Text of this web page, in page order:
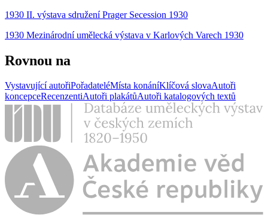
1930 II. výstava sdružení Prager Secession 1930
1930 Mezinárodní umělecká výstava v Karlových Varech 1930
Rovnou na
Vystavující autořiPořadateléMísta konáníKlíčová slovaAutoři
koncepceRecenzentiAutoři plakátůAutoři katalogových textů